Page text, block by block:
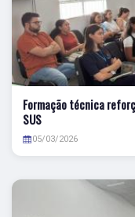
Formação técnica
SUS
05/03/2026